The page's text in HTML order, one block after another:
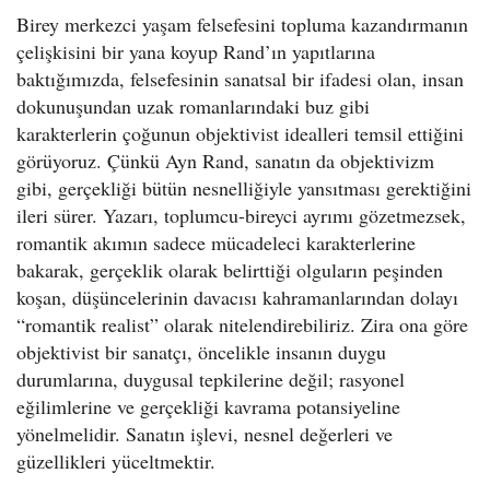
Birey merkezci yaşam felsefesini topluma kazandırmanın
çelişkisini bir yana koyup Rand’ın yapıtlarına
baktığımızda, felsefesinin sanatsal bir ifadesi olan, insan
dokunuşundan uzak romanlarındaki buz gibi
karakterlerin çoğunun objektivist idealleri temsil ettiğini
görüyoruz. Çünkü Ayn Rand, sanatın da objektivizm
gibi, gerçekliği bütün nesnelliğiyle yansıtması gerektiğini
ileri sürer. Yazarı, toplumcu-bireyci ayrımı gözetmezsek,
romantik akımın sadece mücadeleci karakterlerine
bakarak, gerçeklik olarak belirttiği olguların peşinden
koşan, düşüncelerinin davacısı kahramanlarından dolayı
“romantik realist” olarak nitelendirebiliriz. Zira ona göre
objektivist bir sanatçı, öncelikle insanın duygu
durumlarına, duygusal tepkilerine değil; rasyonel
eğilimlerine ve gerçekliği kavrama potansiyeline
yönelmelidir. Sanatın işlevi, nesnel değerleri ve
güzellikleri yüceltmektir.